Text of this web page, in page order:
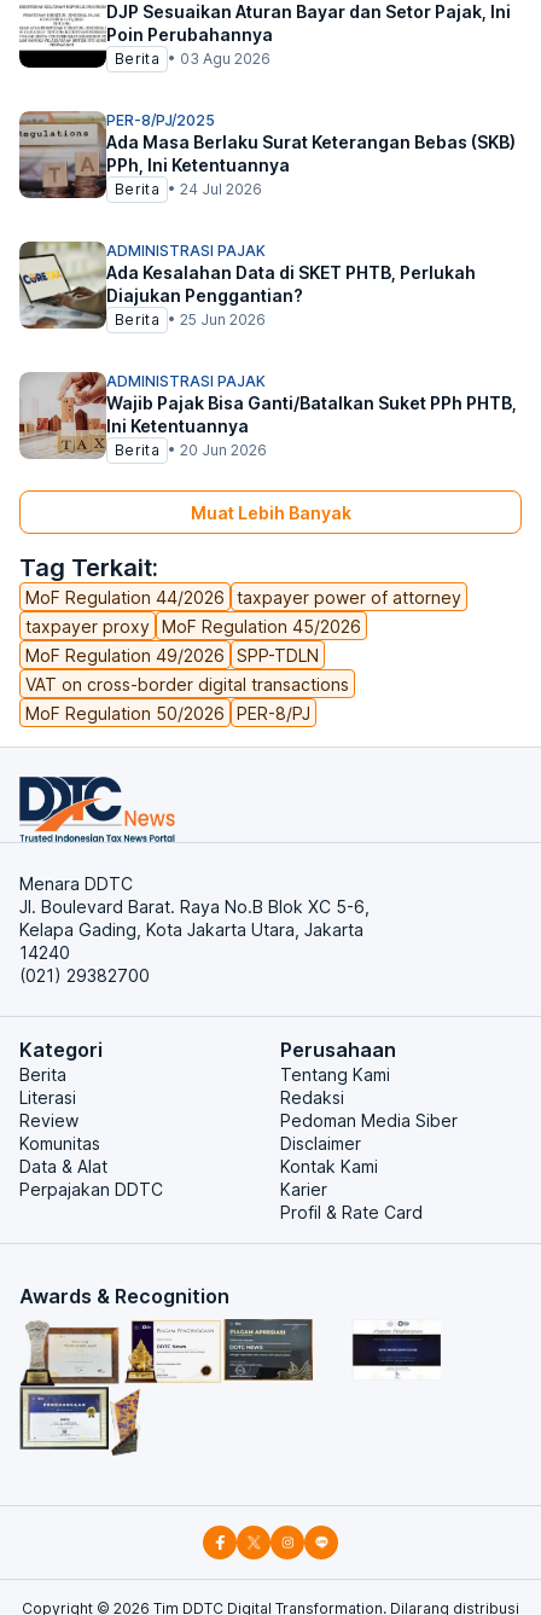
Tag Terkait:
MoF Regulation 44/2026
taxpayer power of attorney
taxpayer proxy MoF Regulation 45/2026
MoF Regulation 49/2026
SPP-TDLN
VAT on cross-border digital transactions
MoF Regulation 50/2026
PER-8/PJ
DJP Sesuaikan Aturan Bayar dan Setor Pajak, Ini
Poin Perubahannya
Berita • 03 Agu 2026
PER-8/PJ/2025
Ada Masa Berlaku Surat Keterangan Bebas (SKB)
PPh, Ini Ketentuannya
Berita • 24 Jul 2026
ADMINISTRASI PAJAK
Ada Kesalahan Data di SKET PHTB, Perlukah
Diajukan Penggantian?
Berita • 25 Jun 2026
ADMINISTRASI PAJAK
Wajib Pajak Bisa Ganti/Batalkan Suket PPh PHTB,
Ini Ketentuannya
Berita • 20 Jun 2026
Muat Lebih Banyak
Menara DDTC
Jl. Boulevard Barat. Raya No.B Blok XC 5-6,
Kelapa Gading, Kota Jakarta Utara, Jakarta
14240
(021) 29382700
Kategori
Berita
Literasi
Review
Komunitas
Data & Alat
Perpajakan DDTC
Perusahaan
Tentang Kami
Redaksi
Pedoman Media Siber
Disclaimer
Kontak Kami
Karier
Profil & Rate Card
Awards & Recognition
Copyright © 2026 Tim DDTC Digital Transformation. Dilarang distribusi